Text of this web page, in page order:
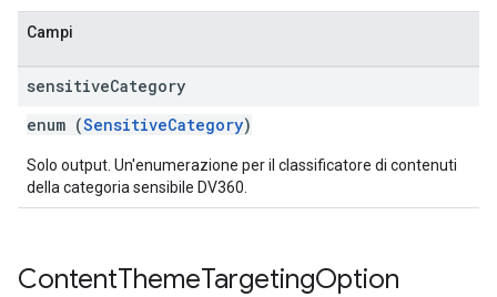
Campi
sensitiveCategory
enum (SensitiveCategory)
Solo output. Un'enumerazione per il classificatore di contenuti
della categoria sensibile DV360.
ContentThemeTargetingOption